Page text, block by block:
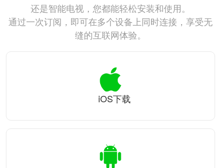
还是智能电视，您都能轻松安装和使用。
通过一次订阅，即可在多个设备上同时连接，享受无
缝的互联网体验。
iOS下载